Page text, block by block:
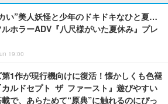
い”美人妖怪と少年のドキドキなひと夏…
ルホラーADV『八尺様がいた夏休み』プレ
19:00
第1作が現行機向けに復活！懐かしくも色褪
カルドセプト ザ ファースト』遊びやすい
で、あらためて“原典”に触れるのにぴっ